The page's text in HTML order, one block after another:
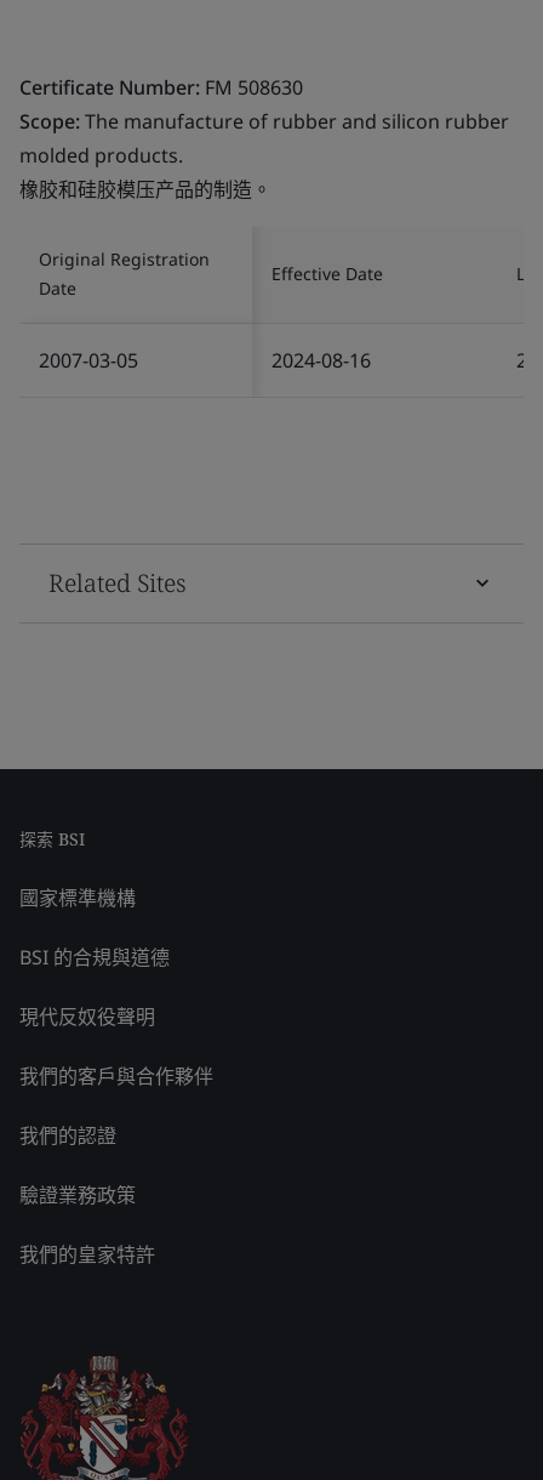
Certificate Number: FM 508630
Scope:The manufacture of rubber and silicon rubber
molded products.
橡胶和硅胶模压产品的制造。
Original Registration
Date
Effective Date
2007-03-05 2024-08-16
Related Sites
探索 BSI
國家標準機構
BSI 的合規與道德
現代反奴役聲明
我們的客戶與合作夥伴
我們的認證
驗證業務政策
我們的皇家特許